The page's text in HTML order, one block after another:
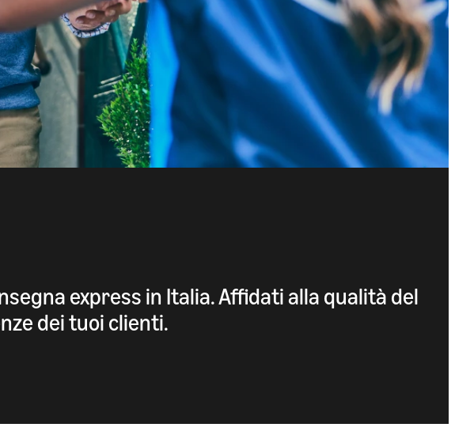
express in Italia. Affidati alla qualità del
dei tuoi clienti.